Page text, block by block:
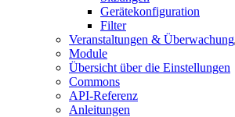
Gerätekonfiguration
Filter
Veranstaltungen & Überwachung
Module
Übersicht über die Einstellungen
Commons
API-Referenz
Anleitungen